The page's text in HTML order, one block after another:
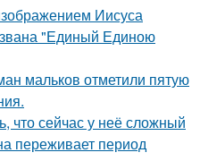
Иисуса
"Единый Единою
мальков отметили пятую
что сейчас у неё сложный
переживает период